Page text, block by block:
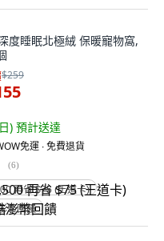
度睡眠北極絨 保暖寵物窩,
$259
) 預計送達
免運 ∙ 免費退貨
(6)
再省 $75 (王道卡)
幣回饋